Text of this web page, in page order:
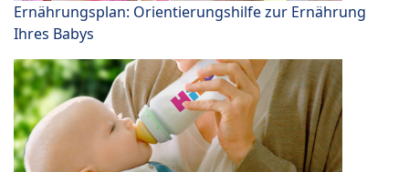
Ernährungsplan: Orientierungshilfe zur Ernährung
Ihres Babys